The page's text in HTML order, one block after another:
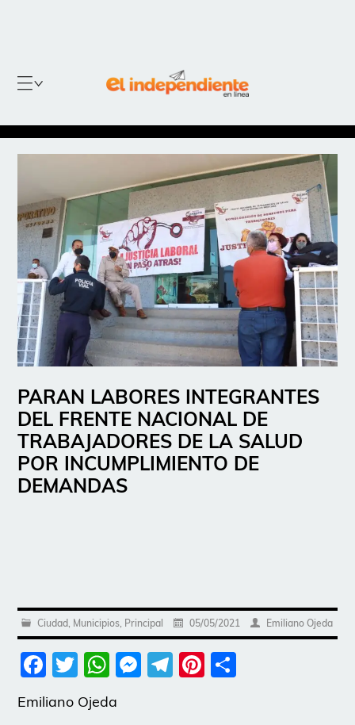
PARAN LABORES INTEGRANTES
DEL FRENTE NACIONAL DE
TRABAJADORES DE LA SALUD
POR INCUMPLIMIENTO DE
DEMANDAS
Ciudad, Municipios, Principal 05/05/2021 Emiliano Ojeda
Facebook
Twitter
WhatsApp
Messenger
Telegram
Pinterest
Emiliano Ojeda